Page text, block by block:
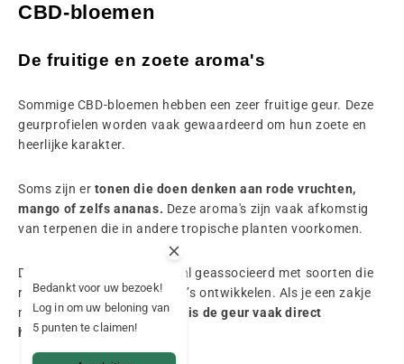
CBD-bloemen
De fruitige en zoete aroma's
Sommige CBD-bloemen hebben een zeer fruitige geur. Deze
geurprofielen worden vaak gewaardeerd om hun zoete en
heerlijke karakter.
Soms zijn er tonen die doen denken aan rode vruchten,
mango of zelfs ananas. Deze aroma's zijn vaak afkomstig
van terpenen die in andere tropische planten voorkomen.
Dit soort geur wordt meestal geassocieerd met soorten die
rijke en uitgesproken aroma’s ontwikkelen. Als je een zakje
met fruitige bloemen opent, is de geur vaak direct
herkenbaar.
Bedankt voor uw bezoek!
Log in om uw beloning van
5 punten te claimen!